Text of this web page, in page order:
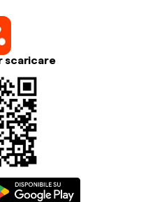
scaricare